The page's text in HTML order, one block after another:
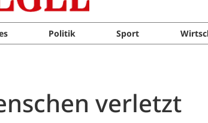
Politik Sport
verletzt